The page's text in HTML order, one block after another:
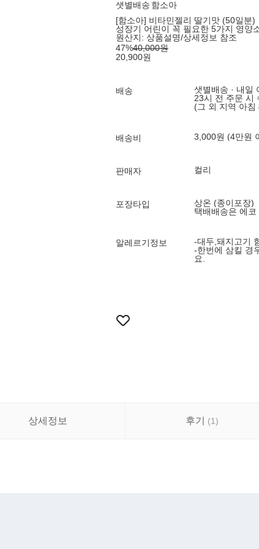
샛별배송 함소아
[함소아] 비타민젤리 딸기맛 (50일분)
성장기 어린이 꼭 필요한 5가지 영양
원산지: 상품설명/상세정보 참조
47%40,000원
20,900원
배송
샛별배송 · 내일
23시 전 주문 시
(그 외 지역 아침
배송비 3,000원 (4만원
판매자 컬리
포장타입
상온 (종이포장)
택배배송은 에
알레르기정보
-대두,돼지고기
-한번에 삼킬 경
요.
상세정보 후기 (1)